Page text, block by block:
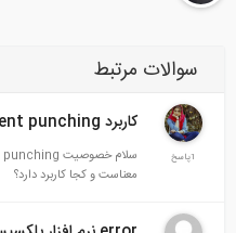
مرتبط
کاربرد prevent punching در پلکسیز
معناست و کجا کاربرد دارد؟